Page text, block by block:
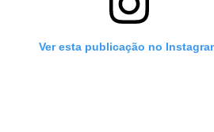
Ver esta publicação no